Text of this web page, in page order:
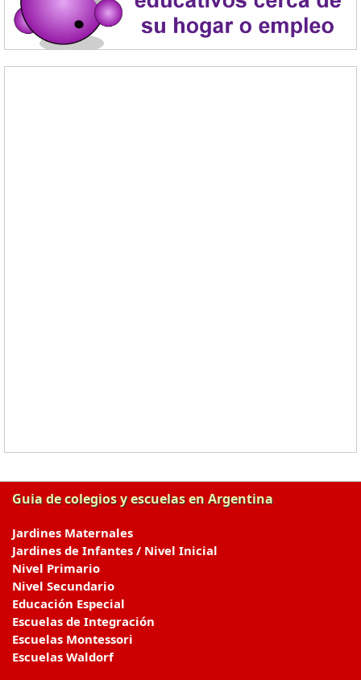
Guia de colegios y escuelas en Argentina
Jardines Maternales
Jardines de Infantes / Nivel Inicial
Nivel Primario
Nivel Secundario
Educación Especial
Escuelas de Integración
Escuelas Montessori
Escuelas Waldorf